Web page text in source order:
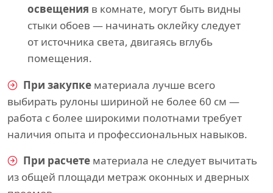
освещения в комнате, могут быть видны
стыки обоев — начинать оклейку следует
от источника света, двигаясь вглубь
помещения.
При закупке материала лучше всего
выбирать рулоны шириной не более 60 см —
работа с более широкими полотнами требует
наличия опыта и профессиональных навыков.
При расчете материала не следует вычитать
из общей площади метраж оконных и дверных